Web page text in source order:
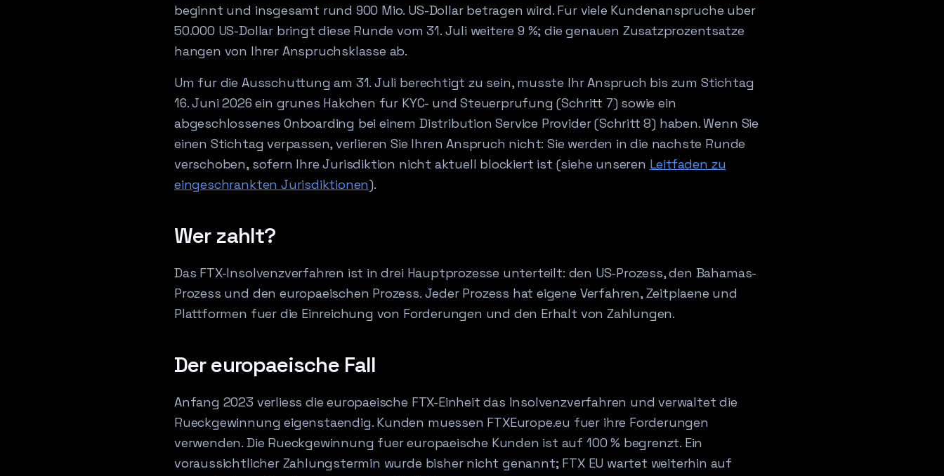
beginnt und insgesamt rund 900 Mio. US-Dollar betragen wird. Fur viele Kundenanspruche uber
50.000 US-Dollar bringt diese Runde vom 31. Juli weitere 9 %; die genauen Zusatzprozentsatze
hangen von Ihrer Anspruchsklasse ab.
Um fur die Ausschuttung am 31. Juli berechtigt zu sein, musste Ihr Anspruch bis zum Stichtag
16. Juni 2026 ein grunes Hakchen fur KYC- und Steuerprufung (Schritt 7) sowie ein
abgeschlossenes Onboarding bei einem Distribution Service Provider (Schritt 8) haben. Wenn Sie
einen Stichtag verpassen, verlieren Sie Ihren Anspruch nicht: Sie werden in die nachste Runde
verschoben, sofern Ihre Jurisdiktion nicht aktuell blockiert ist (siehe unseren Leitfaden zu
eingeschrankten Jurisdiktionen).
Wer zahlt?
Das FTX-Insolvenzverfahren ist in drei Hauptprozesse unterteilt: den US-Prozess, den Bahamas-
Prozess und den europaeischen Prozess. Jeder Prozess hat eigene Verfahren, Zeitplaene und
Plattformen fuer die Einreichung von Forderungen und den Erhalt von Zahlungen.
Der europaeische Fall
Anfang 2023 verliess die europaeische FTX-Einheit das Insolvenzverfahren und verwaltet die
Rueckgewinnung eigenstaendig. Kunden muessen FTXEurope.eu fuer ihre Forderungen
verwenden. Die Rueckgewinnung fuer europaeische Kunden ist auf 100 % begrenzt. Ein
voraussichtlicher Zahlungstermin wurde bisher nicht genannt; FTX EU wartet weiterhin auf